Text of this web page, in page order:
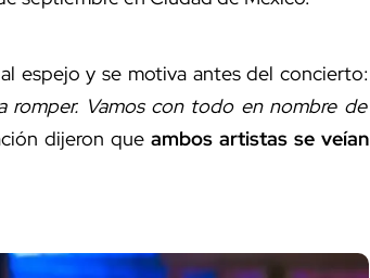
espejo y se motiva antes del concierto:
romper. Vamos con todo en nombre de
dijeron queambos artistas se veían